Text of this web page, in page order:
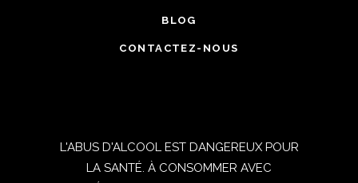
BLOG
CONTACTEZ-NOUS
L'ABUS D'ALCOOL EST DANGEREUX POUR
LA SANTÉ. À CONSOMMER AVEC